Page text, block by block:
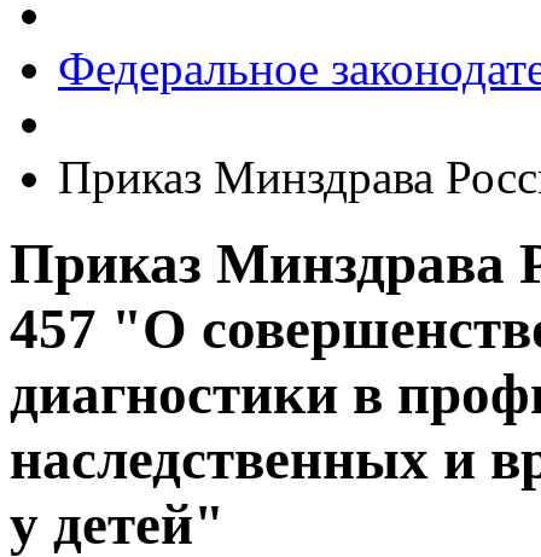
Федеральное
Приказ Минздрава
Приказ Минздрава
457 "О
диагностики в
наследственных и
у детей"